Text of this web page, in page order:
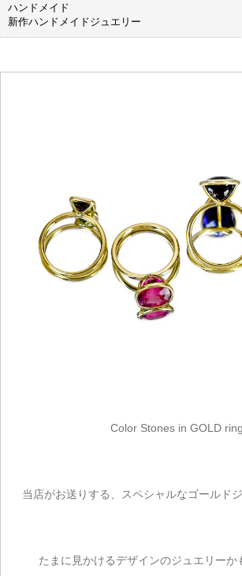
ハンドメイド
新作ハンドメイドジュエリー
Color Stones in GOLD ring
当店がお送りする、スペシャルなゴールド
たまに見かけるデザインのジュエリーか